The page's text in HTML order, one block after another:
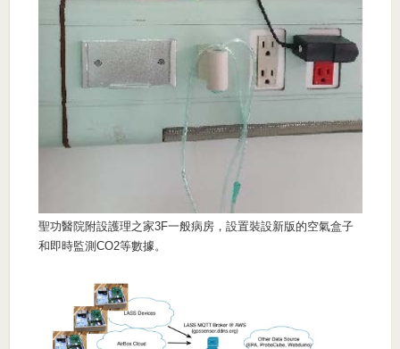
聖功醫院附設護理之家3F一般病房，設置裝設新版的空氣盒子
和即時監測CO2等數據。